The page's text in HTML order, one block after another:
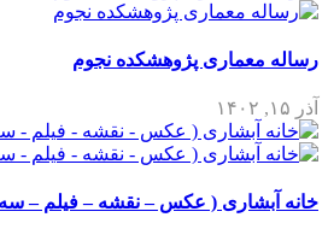
رساله معماری پژوهشکده نجوم
آذر ۱۵, ۱۴۰۲
خانه آبشاری ( عکس – نقشه – فیلم –